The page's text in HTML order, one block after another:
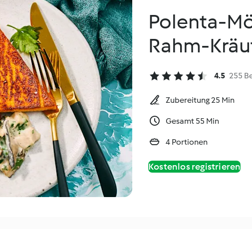
Polenta-
Rahm-
4.5 255
Zubereitung 25 Min
Gesamt 55 Min
4 Portionen
Kostenlos registrieren